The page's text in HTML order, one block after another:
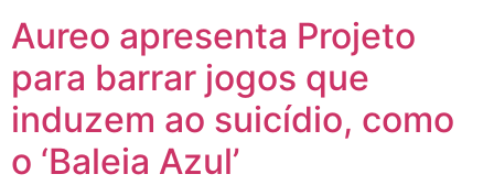
Aureo apresenta Projeto
para barrar jogos que
induzem ao suicídio, como
o ‘Baleia Azul’